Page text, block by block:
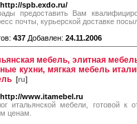
http://spb.exdo.ru/
предоставить Вам
почты, курьерской доставке
437 Добавлен: 24.11.2006
мебель, элитная
кухни, мягкая мебель
[ru]
http://www.itamebel.ru
итальянской мебели, готовой
ценам.